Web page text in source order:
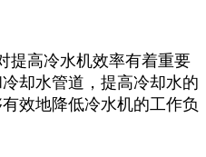
提高冷水机效率有着重要
却水管道，提高冷却水的
效地降低冷水机的工作负